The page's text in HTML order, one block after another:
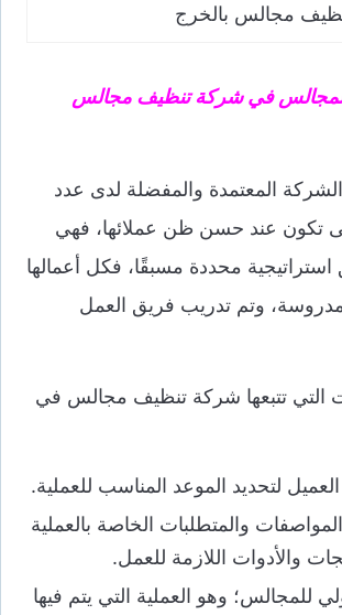
مجالس بالخرج
في شركة تنظيف مجالس
المعتمدة والمفضلة لدى عدد
تكون عند حسن ظن عملائها، فهي
محددة مسبقًا، فكل أعمالها
وتم تدريب فريق العمل
التي تتبعها شركة تنظيف مجالس في
لتحديد الموعد المناسب للعملية.
والمتطلبات الخاصة بالعملية
والأدوات اللازمة للعمل.
للمجالس؛ وهو العملية التي يتم فيها